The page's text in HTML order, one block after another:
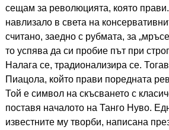
сещам за революцията, която
навлизало в света на
считано, заедно с рубмата, за
то успява да си пробие път при
Налага се, традионализира се.
Пиацола, който прави поредната
Той е символ на скъсването с
поставя началото на Танго Нуво.
известните му творби, написана